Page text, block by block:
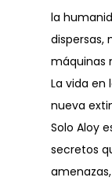
la
dispersas,
máquinas
La vida en
nueva
Solo Aloy
secretos